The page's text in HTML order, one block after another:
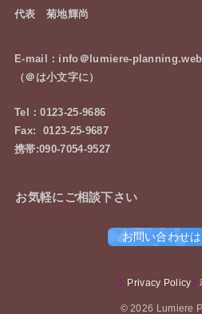
代表 菊地輝尚
E-mail：info＠lumiere-
（＠は小文字に）
Tel：0123-25-9686
Fax: 0123-25-9687
携帯:090-7054-9527
お気軽にご相談下さい
お問い合わせ
Privacy Policy
© 2026 Lumiere